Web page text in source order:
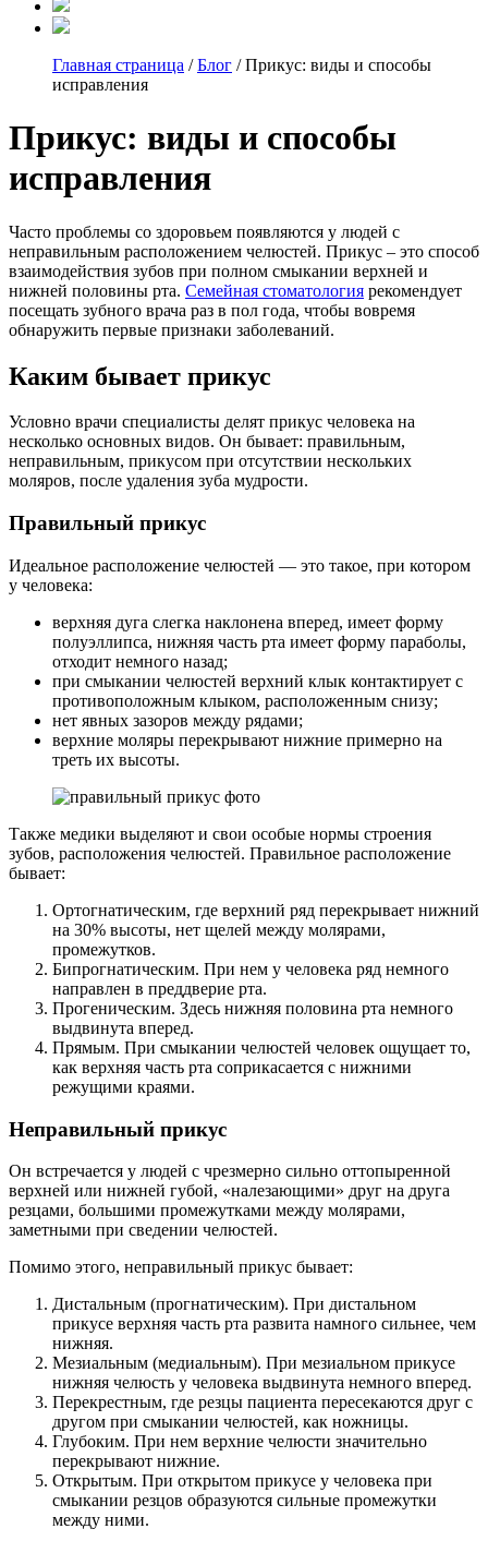
Главная страница /Блог /Прикус: виды и способы
исправления
Прикус: виды и способы
исправления
Часто проблемы со здоровьем появляются у людей с
неправильным расположением челюстей. Прикус – это способ
взаимодействия зубов при полном смыкании верхней и
нижней половины рта. Семейная стоматология рекомендует
посещать зубного врача раз в пол года, чтобы вовремя
обнаружить первые признаки заболеваний.
Каким бывает прикус
Условно врачи специалисты делят прикус человека на
несколько основных видов. Он бывает: правильным,
неправильным, прикусом при отсутствии нескольких
моляров, после удаления зуба мудрости.
Правильный прикус
Идеальное расположение челюстей — это такое, при котором
у человека:
верхняя дуга слегка наклонена вперед, имеет форму
полуэллипса, нижняя часть рта имеет форму параболы,
отходит немного назад;
при смыкании челюстей верхний клык контактирует с
противоположным клыком, расположенным снизу;
нет явных зазоров между рядами;
верхние моляры перекрывают нижние примерно на
треть их высоты.
Также медики выделяют и свои особые нормы строения
зубов, расположения челюстей. Правильное расположение
бывает:
Ортогнатическим, где верхний ряд перекрывает нижний
на 30% высоты, нет щелей между молярами,
промежутков.
Бипрогнатическим. При нем у человека ряд немного
направлен в преддверие рта.
Прогеническим. Здесь нижняя половина рта немного
выдвинута вперед.
Прямым. При смыкании челюстей человек ощущает то,
как верхняя часть рта соприкасается с нижними
режущими краями.
Неправильный прикус
Он встречается у людей с чрезмерно сильно оттопыренной
верхней или нижней губой, «налезающими» друг на друга
резцами, большими промежутками между молярами,
заметными при сведении челюстей.
Помимо этого, неправильный прикус бывает:
Дистальным (прогнатическим). При дистальном
прикусе верхняя часть рта развита намного сильнее, чем
нижняя.
Мезиальным (медиальным). При мезиальном прикусе
нижняя челюсть у человека выдвинута немного вперед.
Перекрестным, где резцы пациента пересекаются друг с
другом при смыкании челюстей, как ножницы.
Глубоким. При нем верхние челюсти значительно
перекрывают нижние.
Открытым. При открытом прикусе у человека при
смыкании резцов образуются сильные промежутки
между ними.